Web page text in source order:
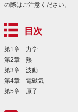
の際はご注意ください。
目次
第1章 力学
第2章 熱
第3章 波動
第4章 電磁気
第5章 原子